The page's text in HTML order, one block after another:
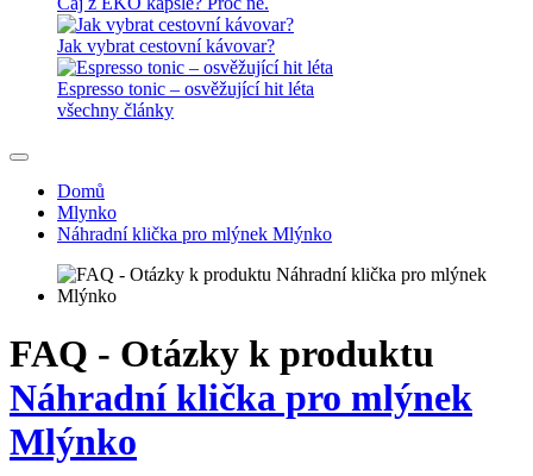
Jak vybrat cestovní kávovar?
Espresso tonic – osvěžující hit léta
všechny články
Domů
Mlynko
Náhradní klička pro mlýnek Mlýnko
FAQ - Otázky k produktu
Náhradní klička pro mlýnek
Mlýnko